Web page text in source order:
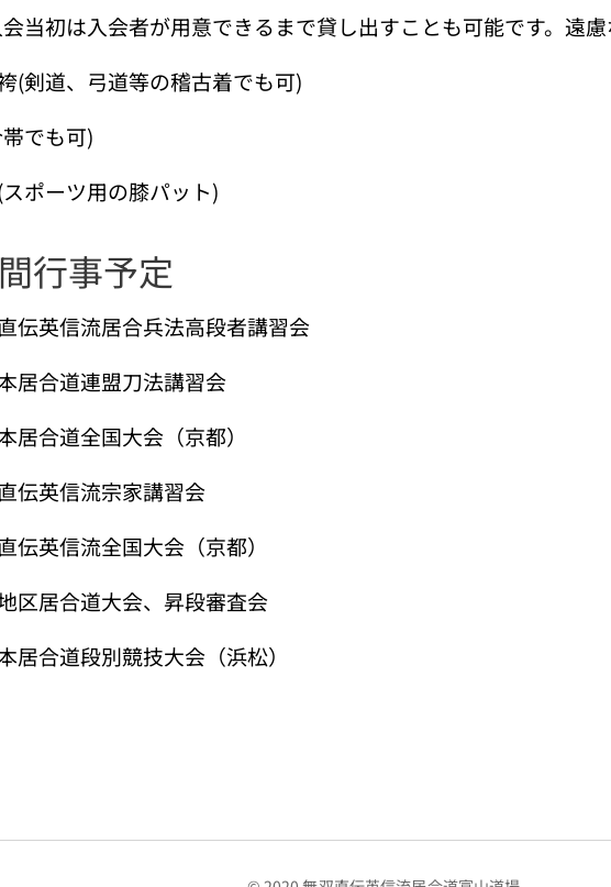
会当初は入会者が用意できるまで貸し出すことも可能です。遠
(剣道、弓道等の稽古着でも可)
でも可)
スポーツ用の膝パット)
行事予定
伝英信流居合兵法高段者講習会
居合道連盟刀法講習会
合道全国大会（京都）
伝英信流宗家講習会
英信流全国大会（京都）
区居合道大会、昇段審査会
合道段別競技大会（浜松）